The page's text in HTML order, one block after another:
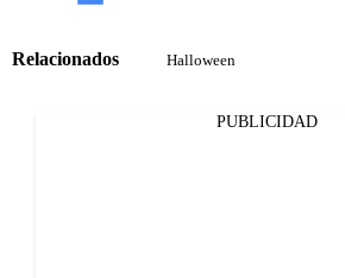
Relacionados Halloween
PUBLICIDAD